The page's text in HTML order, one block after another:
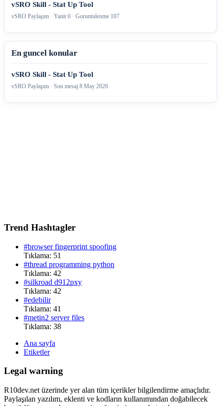
vSRO Skill - Stat Up Tool
vSRO Paylaşım · Yanit 0 · Goruntulenme 107
En guncel konular
vSRO Skill - Stat Up Tool
vSRO Paylaşım · Son mesaj 8 May 2026
Trend Hashtagler
#browser fingerprint spoofing
Tıklama: 51
#thread programming python
Tıklama: 42
#silkroad d912pxy
Tıklama: 42
#edebilir
Tıklama: 41
#metin2 server files
Tıklama: 38
Ana sayfa
Etiketler
Legal warning
R10dev.net üzerinde yer alan tüm içerikler bilgilendirme amaçlıdır.
Paylaşılan yazılım, eklenti ve kodların kullanımından doğabilecek